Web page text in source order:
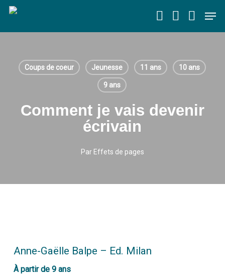
Skip
main
Coups de coeur Jeunesse 11 ans 10 ans
9 ans
Comment je vais devenir
écrivain
Par Effets de pages
Anne-Gaëlle Balpe – Ed. Milan
À partir de 9 ans